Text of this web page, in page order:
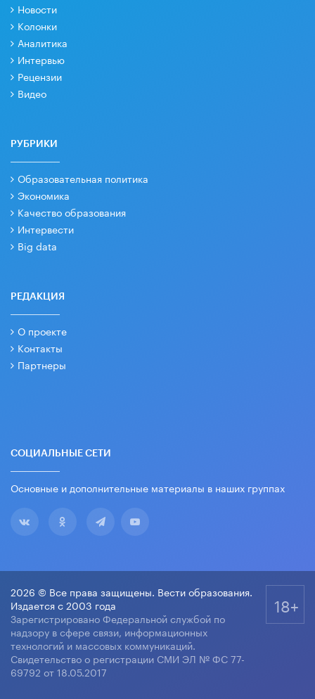
Новости
Колонки
Аналитика
Интервью
Рецензии
Видео
РУБРИКИ
Образовательная политика
Экономика
Качество образования
Интервести
Big data
РЕДАКЦИЯ
О проекте
Контакты
Партнеры
СОЦИАЛЬНЫЕ СЕТИ
Основные и дополнительные материалы в наших группах
2026 © Все права защищены. Вести образования.
Издается с 2003 года
Зарегистрировано Федеральной службой по
надзору в сфере связи, информационных
технологий и массовых коммуникаций.
Свидетельство о регистрации СМИ ЭЛ № ФС 77-
69792 от 18.05.2017
18+